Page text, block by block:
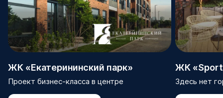
ЖК «Екатерининский парк»
Проект бизнес-класса в центре
ЖК
Здесь нет